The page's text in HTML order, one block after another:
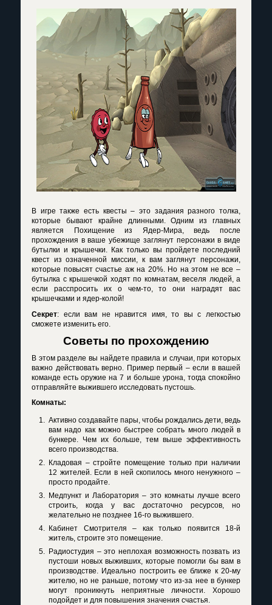
В игре также есть квесты – это задания разного толка,
которые бывают крайне длинными. Одним из главных
является Похищение из Ядер-Мира, ведь после
прохождения в ваше убежище заглянут персонажи в виде
бутылки и крышечки. Как только вы пройдете последний
квест из означенной миссии, к вам заглянут персонажи,
которые повысят счастье аж на 20%. Но на этом не все –
бутылка с крышечкой ходят по комнатам, веселя людей, а
если расспросить их о чем-то, то они наградят вас
крышечками и ядер-колой!
Секрет: если вам не нравится имя, то вы с легкостью
сможете изменить его.
Советы по прохождению
В этом разделе вы найдете правила и случаи, при которых
важно действовать верно. Пример первый – если в вашей
команде есть оружие на 7 и больше урона, тогда спокойно
отправляйте выжившего исследовать пустошь.
Комнаты:
Активно создавайте пары, чтобы рождались дети, ведь
вам надо как можно быстрее собрать много людей в
бункере. Чем их больше, тем выше эффективность
всего производства.
Кладовая – стройте помещение только при наличии
12 жителей. Если в ней скопилось много ненужного –
просто продайте.
Медпункт и Лаборатория – это комнаты лучше всего
строить, когда у вас достаточно ресурсов, но
желательно не позднее 16-го выжившего.
Кабинет Смотрителя – как только появится 18-й
житель, строите это помещение.
Радиостудия – это неплохая возможность позвать из
пустоши новых выживших, которые помогли бы вам в
производстве. Идеально построить ее ближе к 20-му
жителю, но не раньше, потому что из-за нее в бункер
могут проникнуть неприятные личности. Хорошо
подойдет и для повышения значения счастья.